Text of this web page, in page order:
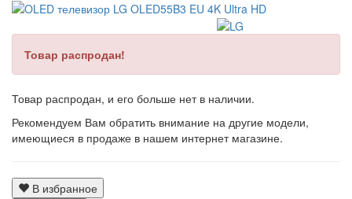
Товар распродан!
Товар распродан, и его больше нет в наличии.
Рекомендуем Вам обратить внимание на другие модели,
имеющиеся в продаже в нашем интернет магазине.
В избранное